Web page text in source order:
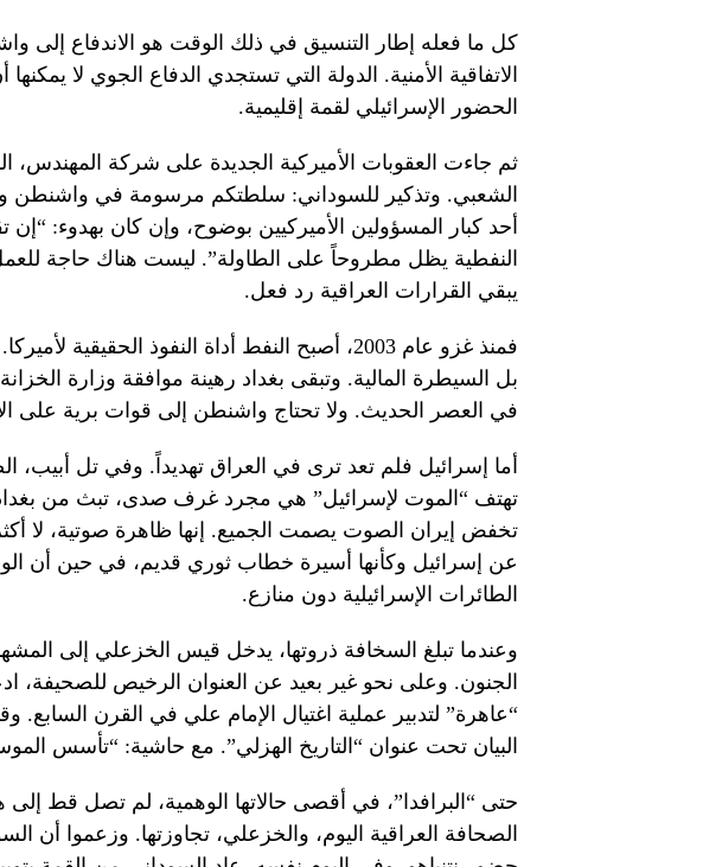
كل ما فعله إطار التنسيق في ذلك الوقت هو الاندفاع إلى
الاتفاقية الأمنية. الدولة التي تستجدي الدفاع الجوي لا
الحضور الإسرائيلي لقمة إقليمية.
ثم جاءت العقوبات الأميركية الجديدة على شركة المهندس،
الشعبي. وتذكير للسوداني: سلطتكم مرسومة في واشنطن
أحد كبار المسؤولين الأميركيين بوضوح، وإن كان بهدوء: “إن
النفطية يظل مطروحاً على الطاولة”. ليست هناك حاجة
يبقي القرارات العراقية رد فعل.
فمنذ غزو عام 2003، أصبح النفط أداة النفوذ
بل السيطرة المالية. وتبقى بغداد رهينة موافقة وزارة
في العصر الحديث. ولا تحتاج واشنطن إلى قوات برية على
أما إسرائيل فلم تعد ترى في العراق تهديداً. وفي تل أبيب،
تهتف “الموت لإسرائيل” هي مجرد غرف صدى، تبث من
تخفض إيران الصوت يصمت الجميع. إنها ظاهرة صوتية، لا
عن إسرائيل وكأنها أسيرة خطاب ثوري قديم، في حين أن
الطائرات الإسرائيلية دون منازع.
وعندما تبلغ السخافة ذروتها، يدخل قيس الخزعلي إلى
الجنون. وعلى نحو غير بعيد عن العنوان الرخيص للصحيفة،
“عاهرة” لتدبير عملية اغتيال الإمام علي في القرن السابع.
البيان تحت عنوان “التاريخ الهزلي”. مع حاشية: “تأسس الموساد
حتى “البرافدا”، في أقصى حالاتها الوهمية، لم تصل قط
الصحافة العراقية اليوم، والخزعلي، تجاوزتها. وزعموا